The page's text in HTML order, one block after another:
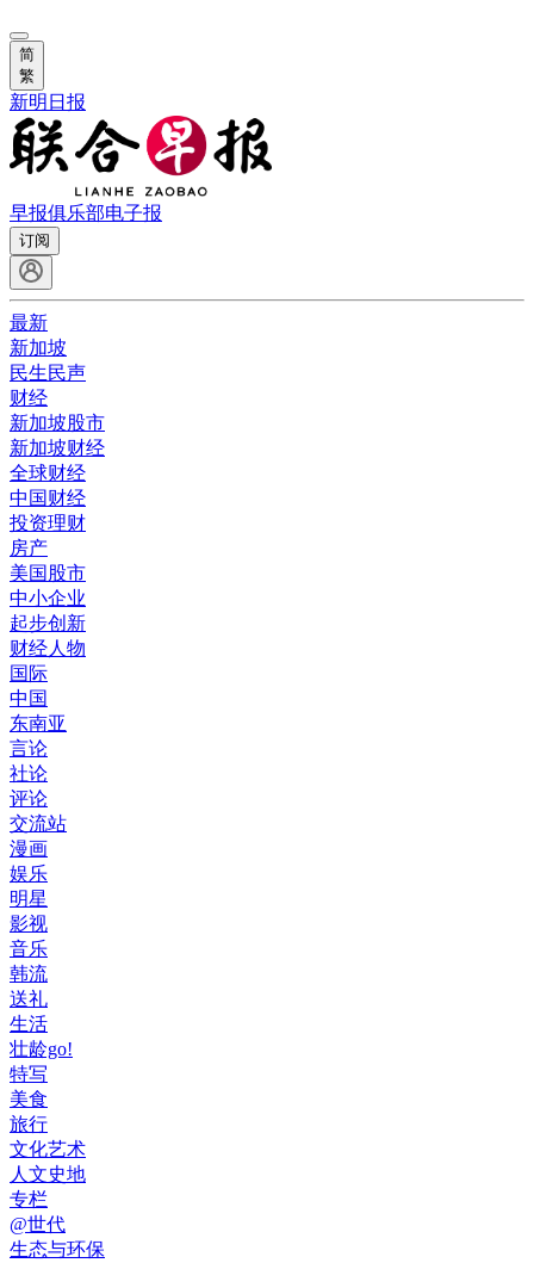
简
繁
新明日报
早报俱乐部电子报
订阅
最新
新加坡
民生民声
财经
新加坡股市
新加坡财经
全球财经
中国财经
投资理财
房产
美国股市
中小企业
起步创新
财经人物
国际
中国
东南亚
言论
社论
评论
交流站
漫画
娱乐
明星
影视
音乐
韩流
送礼
生活
壮龄go!
特写
美食
旅行
文化艺术
人文史地
专栏
@世代
生态与环保